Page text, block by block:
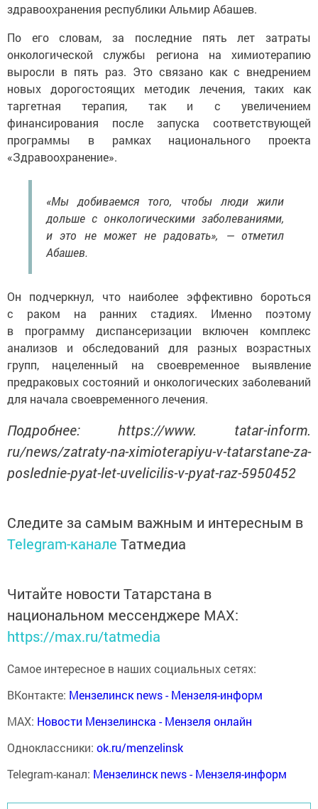
здравоохранения республики Альмир Абашев.
По его словам, за последние пять лет затраты
онкологической службы региона на химиотерапию
выросли в пять раз. Это связано как с внедрением
новых дорогостоящих методик лечения, таких как
таргетная терапия, так и с увеличением
финансирования после запуска соответствующей
программы в рамках национального проекта
«Здравоохранение».
«Мы добиваемся того, чтобы люди жили
дольше с онкологическими заболеваниями,
и это не может не радовать», — отметил
Абашев.
Он подчеркнул, что наиболее эффективно бороться
с раком на ранних стадиях. Именно поэтому
в программу диспансеризации включен комплекс
анализов и обследований для разных возрастных
групп, нацеленный на своевременное выявление
предраковых состояний и онкологических заболеваний
для начала своевременного лечения.
Подробнее: https://www. tatar-inform.
ru/news/zatraty-na-ximioterapiyu-v-tatarstane-za-
poslednie-pyat-let-uvelicilis-v-pyat-raz-5950452
Следите за самым важным и интересным в
Telegram-канале Татмедиа
Читайте новости Татарстана в
национальном мессенджере MАХ:
https://max.ru/tatmedia
Самое интересное в наших социальных сетях:
ВКонтакте: Мензелинск news - Мензеля-информ
MAX: Новости Мензелинска - Мензеля онлайн
Одноклассники: ok.ru/menzelinsk
Telegram-канал: Мензелинск news - Мензеля-информ